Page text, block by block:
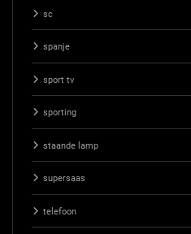
sc
spanje
sport tv
sporting
staande lamp
supersaas
telefoon